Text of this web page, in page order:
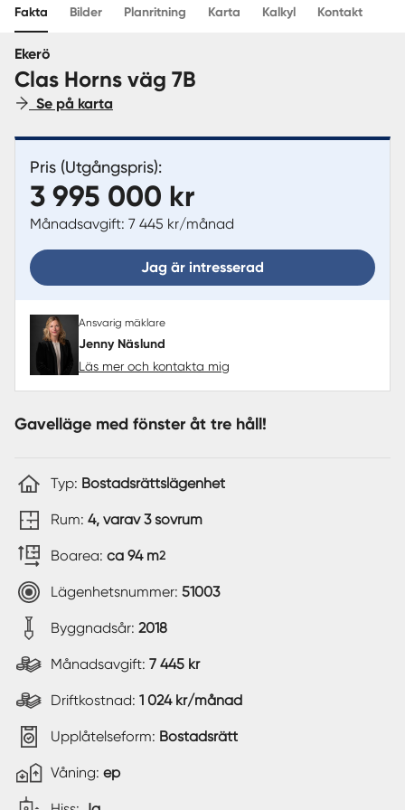
Sverige
Fakta Bilder Planritning Karta Kalkyl Kontakt
Ekerö
Clas Horns väg 7B
Se på karta
Pris (Utgångspris):
3 995 000 kr
Månadsavgift: 7 445 kr/månad
Jag är intresserad
Ansvarig mäklare
Jenny Näslund
Läs mer och kontakta mig
Gavelläge med fönster åt tre håll!
Typ: Bostadsrättslägenhet
Rum: 4, varav 3 sovrum
Boarea: ca 94 m2
Lägenhetsnummer: 51003
Byggnadsår: 2018
Månadsavgift: 7 445 kr
Driftkostnad: 1 024 kr/månad
Upplåtelseform: Bostadsrätt
Våning: ep